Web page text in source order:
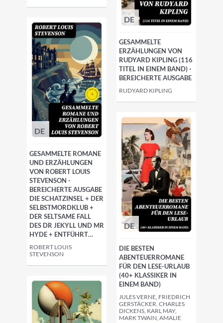
DE
GESAMMELTE
ERZÄHLUNGEN VON
RUDYARD KIPLING (116
TITEL IN EINEM BAND) -
BEREICHERTE AUSGABE
RUDYARD KIPLING
DE
GESAMMELTE ROMANE
UND ERZÄHLUNGEN
VON ROBERT LOUIS
STEVENSON -
BEREICHERTE AUSGABE
DIE SCHATZINSEL + DER
SELBSTMORDKLUB +
DER SELTSAME FALL
DES DR JEKYLL UND MR
HYDE + ENTFÜHRT…
ROBERT LOUIS
STEVENSON
DE
DIE BESTEN
ABENTEUERROMANE
FÜR DEN LESE-URLAUB
(40+ KLASSIKER IN
EINEM BAND)
JULES VERNE, FRIEDRICH
GERSTÄCKER, CHARLES
DICKENS, KARL MAY,
MARK TWAIN, AMALIE